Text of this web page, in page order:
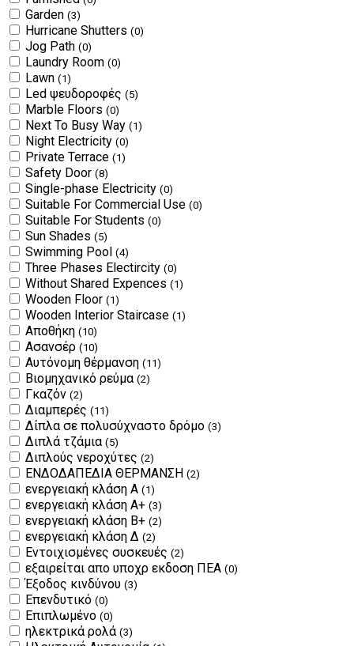
Garden (3)
Hurricane Shutters (0)
Jog Path (0)
Laundry Room (0)
Lawn (1)
Led ψευδοροφές (5)
Marble Floors (0)
Next To Busy Way (1)
Night Electricity (0)
Private Terrace (1)
Safety Door (8)
Single-phase Electricity (0)
Suitable For Commercial Use (0)
Suitable For Students (0)
Sun Shades (5)
Swimming Pool (4)
Three Phases Electircity (0)
Without Shared Expences (1)
Wooden Floor (1)
Wooden Interior Staircase (1)
Αποθήκη (10)
Ασανσέρ (10)
Αυτόνομη θέρμανση (11)
Βιομηχανικό ρεύμα (2)
Γκαζόν (2)
Διαμπερές (11)
Δίπλα σε πολυσύχναστο δρόμο (3)
Διπλά τζάμια (5)
Διπλούς νεροχύτες (2)
ΕΝΔΟΔΑΠΕΔΙΑ ΘΕΡΜΑΝΣΗ (2)
ενεργειακή κλάση Α (1)
ενεργειακή κλάση Α+ (3)
ενεργειακή κλάση Β+ (2)
ενεργειακή κλάση Δ (2)
Εντοιχισμένες συσκευές (2)
εξαιρείται απο υποχρ εκδοση ΠΕΑ (0)
Έξοδος κινδύνου (3)
Επενδυτικό (0)
Επιπλωμένο (0)
ηλεκτρικά ρολά (3)